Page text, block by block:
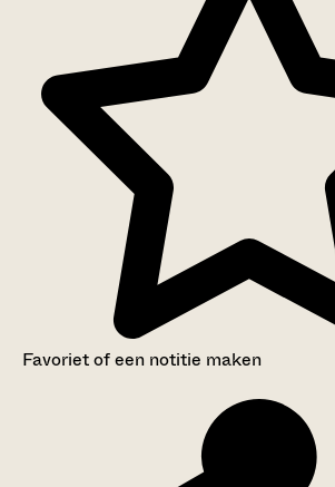
Favoriet of een notitie maken